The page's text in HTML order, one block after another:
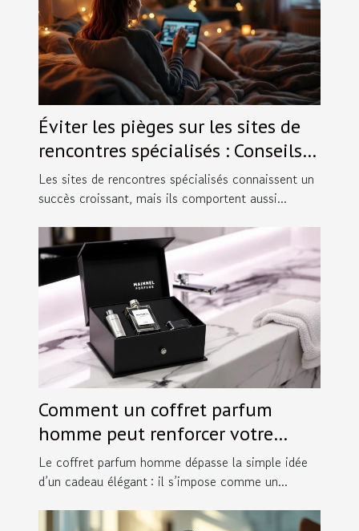
Éviter les pièges sur les sites de
rencontres spécialisés : Conseils
pratiques.
Les sites de rencontres spécialisés connaissent un
succès croissant, mais ils comportent aussi...
Comment un coffret parfum
homme peut renforcer votre
image ?
Le coffret parfum homme dépasse la simple idée
d’un cadeau élégant : il s’impose comme un...